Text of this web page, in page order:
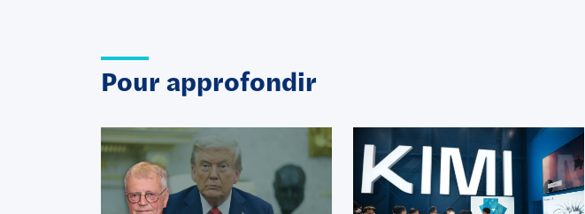
Pour approfondir